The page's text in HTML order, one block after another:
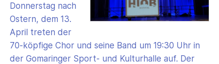
Donnerstag nach
Ostern, dem 13.
April treten der
70-köpfige Chor und seine Band um 19:30 Uhr in
der Gomaringer Sport- und Kulturhalle auf. Der